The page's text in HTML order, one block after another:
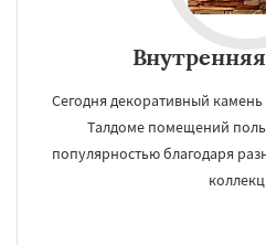
Сегодня декоративный
Талдоме помещений
популярностью благодаря